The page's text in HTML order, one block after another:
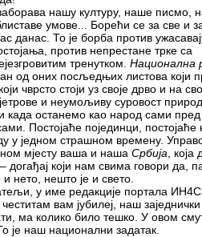
нашу културу, наше писмо,
умове... Борећи се за све и
данас. То је борба против
против непрестане трке са
тренутком. Национална
од оних посљедњих листова који
чврсто стоји уз своје дрво и на
и неумољиву суровост
када останемо као народ сами
Постојаће појединци,
у једном страшном времену.
мјесту ваша и наша Србија ,
– догађај који нам свима говори да,
и нето, нешто је и свето.
у име редакције портала
вам јубилеј, наш
ма колико било тешко. У овом
је наш национални задатак.